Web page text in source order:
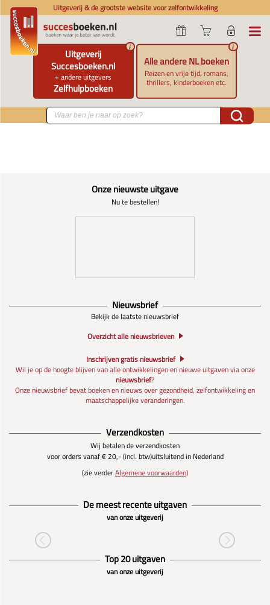
Uitgeverij & de grootste website voor zelfontwikkeling
Uitgeverij
Succesboeken.nl
+ andere uitgevers
Zelfhulpboeken
i
Alle andere NL boeken
Reizen en vrije tijd, romans,
thrillers, kinderboeken etc.
i
Onze nieuwste uitgave
Nu te bestellen!
Nieuwsbrief
Bekijk de laatste nieuwsbrief
Overzicht alle nieuwsbrieven
Inschrijven gratis nieuwsbrief
Wil je op de hoogte blijven van alle ontwikkelingen en nieuwe uitgaven via onze
nieuwsbrief?
Onze nieuwsbrief bevat boeken en nieuws over gezondheid, zelfontwikkeling en
maatschappelijke veranderingen.
Verzendkosten
Wij betalen de verzendkosten
voor orders vanaf € 20,- (incl. btw)uitsluitend in Nederland
(zie verderAlgemene voorwaarden)
De meest recente uitgaven
van onze uitgeverij
Top 20 uitgaven
van onze uitgeverij